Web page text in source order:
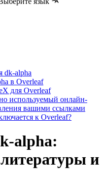
dk-alpha
в Overleaf
для Overleaf
используемый онлайн-
вашими ссылками
к Overleaf?
alpha:
и